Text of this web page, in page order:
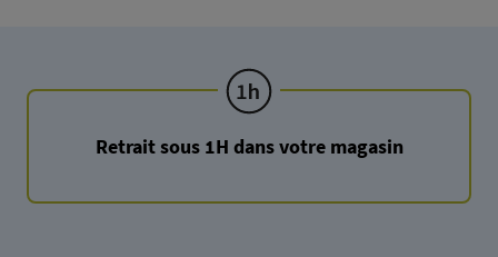
Retrait sous 1H dans votre magasin